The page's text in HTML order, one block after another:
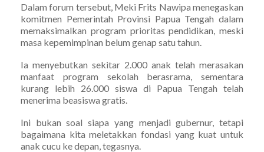
Dalam forum tersebut, Meki Frits Nawipa menegaskan
komitmen Pemerintah Provinsi Papua Tengah dalam
memaksimalkan program prioritas pendidikan, meski
masa kepemimpinan belum genap satu tahun.
Ia menyebutkan sekitar 2.000 anak telah merasakan
manfaat program sekolah berasrama, sementara
kurang lebih 26.000 siswa di Papua Tengah telah
menerima beasiswa gratis.
Ini bukan soal siapa yang menjadi gubernur, tetapi
bagaimana kita meletakkan fondasi yang kuat untuk
anak cucu ke depan, tegasnya.